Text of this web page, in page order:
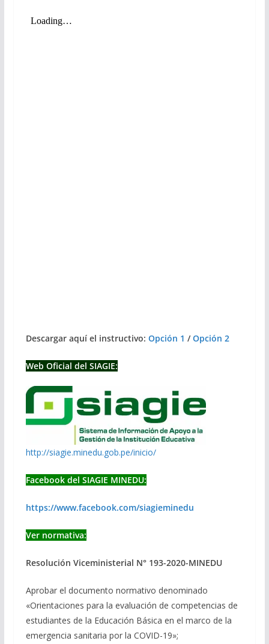
Descargar aquí el instructivo: Opción 1 /Opción 2
Web Oficial del SIAGIE:
http://siagie.minedu.gob.pe/inicio/
Facebook del SIAGIE MINEDU:
https://www.facebook.com/siagieminedu
Ver normativa:
Resolución Viceministerial N° 193-2020-MINEDU
Aprobar el documento normativo denominado
«Orientaciones para la evaluación de competencias de
estudiantes de la Educación Básica en el marco de la
emergencia sanitaria por la COVID-19»;